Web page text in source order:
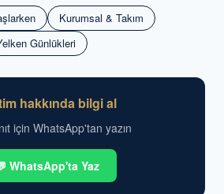
Kurumsal & Takım
Günlükleri
hakkında bilgi al
için WhatsApp'tan yazın
WhatsApp'ta Yaz